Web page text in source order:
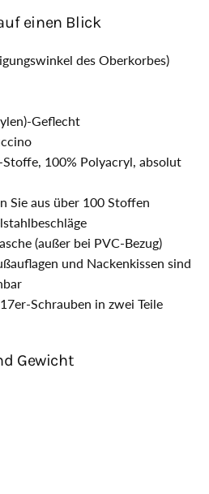
einen Blick
des Oberkorbes)
Geflecht
100% Polyacryl, absolut
Sie aus über 100 Stoffen
(außer bei PVC-Bezug)
und Nackenkissen sind
Schrauben in zwei Teile
Gewicht